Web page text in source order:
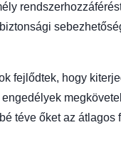
fejlődtek, hogy
téve őket az átlagos